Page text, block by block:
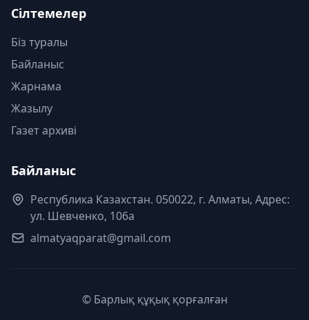
Сілтемелер
Біз туралы
Байланыс
Жарнама
Жазылу
Газет архиві
Байланыс
Республика Казахстан. 050022, г. Алматы, Адрес:
ул. Шевченко, 106а
almatyaqparat@gmail.com
© Барлық құқық қорғалған